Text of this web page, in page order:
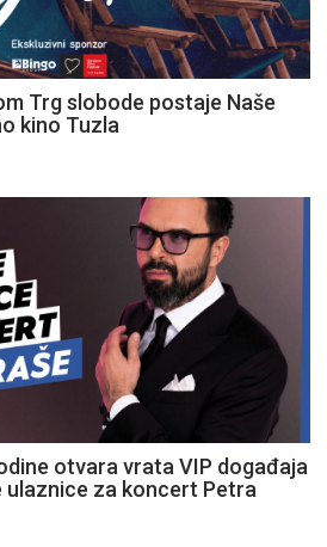
Trg slobode postaje Naše
kino Tuzla
otvara vrata VIP događaja
ulaznice za koncert Petra